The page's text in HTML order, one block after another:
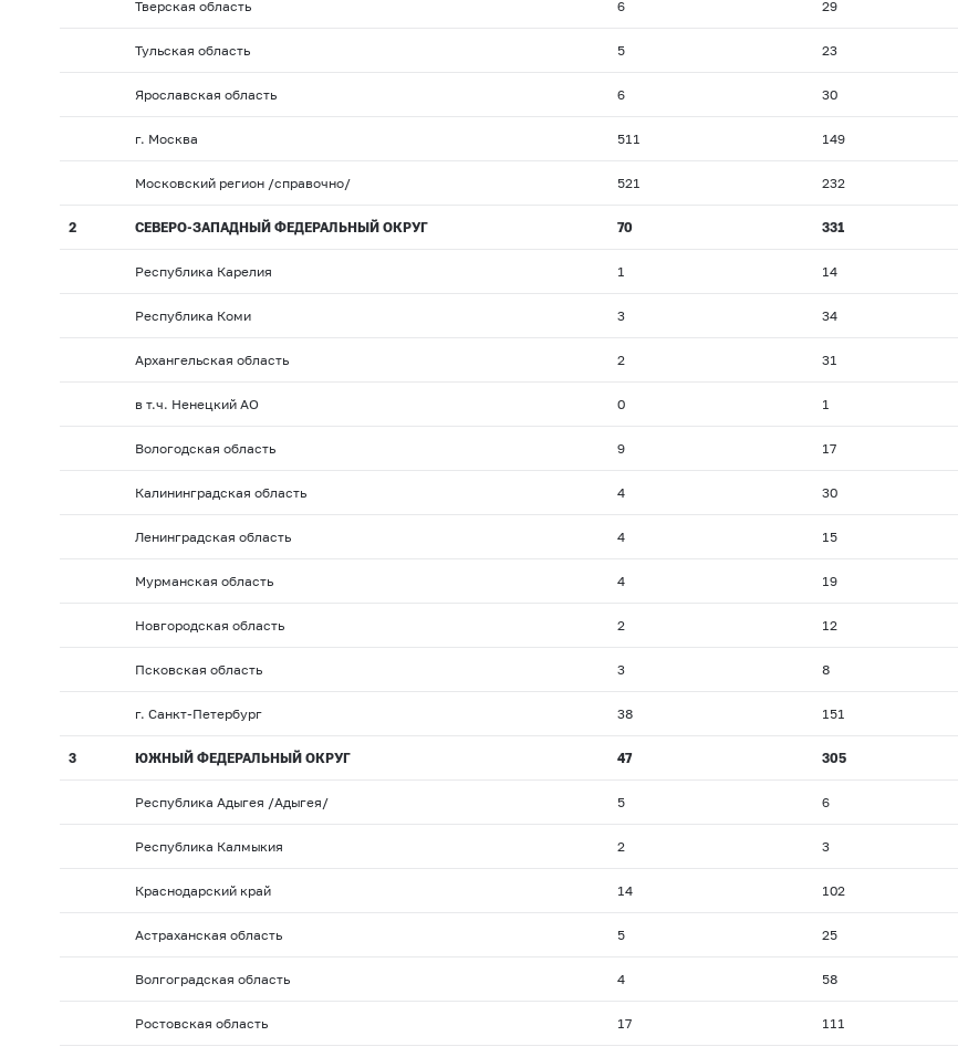
Тверская область 6 29
Тульская область 5 23
Ярославская область 6 30
г. Москва 511 149
Московский регион /справочно/ 521 232
2 СЕВЕРО-ЗАПАДНЫЙ ФЕДЕРАЛЬНЫЙ ОКРУГ 70 331
Республика Карелия 1 14
Республика Коми 3 34
Архангельская область 2 31
в т.ч. Ненецкий АО 0 1
Вологодская область 9 17
Калининградская область 4 30
Ленинградская область 4 15
Мурманская область 4 19
Новгородская область 2 12
Псковская область 3 8
г. Санкт-Петербург 38 151
3 ЮЖНЫЙ ФЕДЕРАЛЬНЫЙ ОКРУГ 47 305
Республика Адыгея /Адыгея/ 5 6
Республика Калмыкия 2 3
Краснодарский край 14 102
Астраханская область 5 25
Волгоградская область 4 58
Ростовская область 17 111